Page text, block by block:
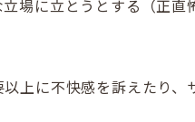
場に立とうとする（正直
上に不快感を訴えたり、